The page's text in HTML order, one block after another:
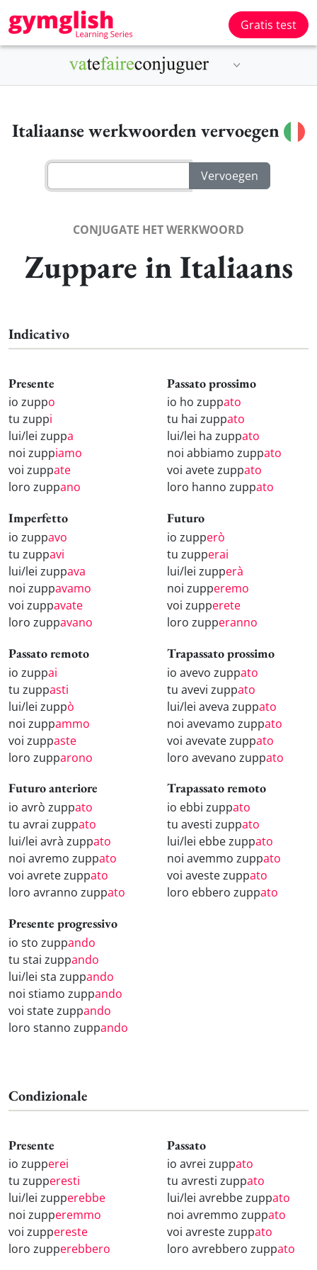
Gratis test
Italiaanse werkwoorden vervoegen
CONJUGATE HET WERKWOORD
Zuppare in Italiaans
Indicativo
Presente
io zuppo
tu zuppi
lui/lei zuppa
noi zuppiamo
voi zuppate
loro zuppano
Passato prossimo
io ho zuppato
tu hai zuppato
lui/lei ha zuppato
noi abbiamo zuppato
voi avete zuppato
loro hanno zuppato
Imperfetto
io zuppavo
tu zuppavi
lui/lei zuppava
noi zuppavamo
voi zuppavate
loro zuppavano
Futuro
io zupperò
tu zupperai
lui/lei zupperà
noi zupperemo
voi zupperete
loro zupperanno
Passato remoto
io zuppai
tu zuppasti
lui/lei zuppò
noi zuppammo
voi zuppaste
loro zupparono
Trapassato prossimo
io avevo zuppato
tu avevi zuppato
lui/lei aveva zuppato
noi avevamo zuppato
voi avevate zuppato
loro avevano zuppato
Futuro anteriore
io avrò zuppato
tu avrai zuppato
lui/lei avrà zuppato
noi avremo zuppato
voi avrete zuppato
loro avranno zuppato
Trapassato remoto
io ebbi zuppato
tu avesti zuppato
lui/lei ebbe zuppato
noi avemmo zuppato
voi aveste zuppato
loro ebbero zuppato
Presente progressivo
io sto zuppando
tu stai zuppando
lui/lei sta zuppando
noi stiamo zuppando
voi state zuppando
loro stanno zuppando
Condizionale
Presente
io zupperei
tu zupperesti
lui/lei zupperebbe
noi zupperemmo
voi zuppereste
loro zupperebbero
Passato
io avrei zuppato
tu avresti zuppato
lui/lei avrebbe zuppato
noi avremmo zuppato
voi avreste zuppato
loro avrebbero zuppato